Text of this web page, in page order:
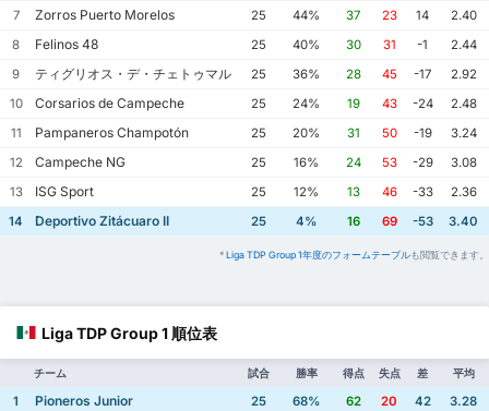
7
Zorros Puerto Morelos 25 44% 37 23 14
2.40
8
Felinos 48 25 40% 30 31 -1
2.44
9
ティグリオス・デ・チェトゥマル 25 36% 28 45 -17
2.92
10
Corsarios de Campeche 25 24% 19 43 -24
2.48
11
Pampaneros Champotón 25 20% 31 50 -19
3.24
12
Campeche NG 25 16% 24 53 -29
3.08
13
ISG Sport 25 12% 13 46 -33
2.36
14
Deportivo Zitácuaro II 25 4% 16 69 -53 3.40
*Liga TDP Group 1年度のフォームテーブルも閲覧できます。
Liga TDP Group 1 順位表
チーム 試合 勝率 得点 失点 差 平均
1 Pioneros Junior 25 68% 62 20 42
3.28